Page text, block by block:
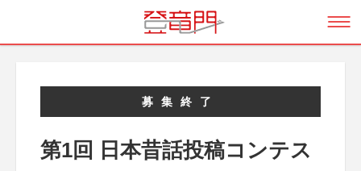
募集終了
第1回 日本昔話投稿コンテス